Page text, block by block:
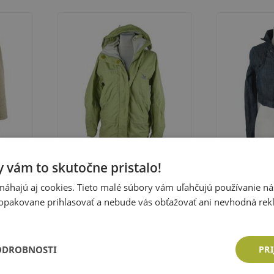
Dámska svetlozelená šušťáková
outdoorová bunda s kapucňou
Dámska
rifľová
vám to skutočne pristalo!
aj cookies. Tieto malé súbory vám uľahčujú používanie
prihlasovať a nebude vás obťažovať ani nevhodná